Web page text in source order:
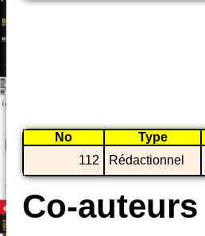
No Type
112
Rédactionnel
Co-auteurs